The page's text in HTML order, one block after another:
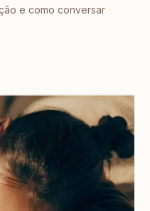
e como conversar